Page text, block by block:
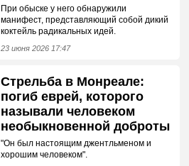
При обыске у него обнаружили
манифест, представляющий собой дикий
коктейль радикальных идей.
23 июня 2026 17:47
Стрельба в Монреале:
погиб еврей, которого
называли человеком
необыкновенной доброты
"Он был настоящим джентльменом и
хорошим человеком".